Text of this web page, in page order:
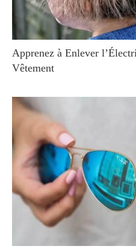
Apprenez à Enlever
Vêtement